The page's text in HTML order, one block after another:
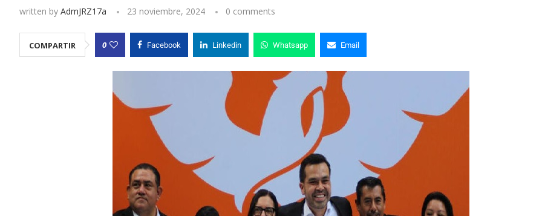
written by AdmJRZ17a 23 noviembre, 2024 0 comments
COMPARTIR 0 Facebook Linkedin Whatsapp Email